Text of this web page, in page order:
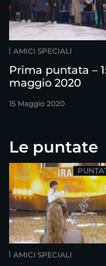
AMICI SPECIALI
Prima puntata –
maggio 2020
15 Maggio 2020
Le puntate
AMICI SPECIALI